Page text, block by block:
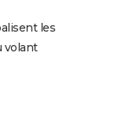
les
volant